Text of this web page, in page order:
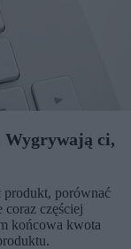
Wygrywają ci,
produkt, porównać
coraz częściej
końcowa kwota